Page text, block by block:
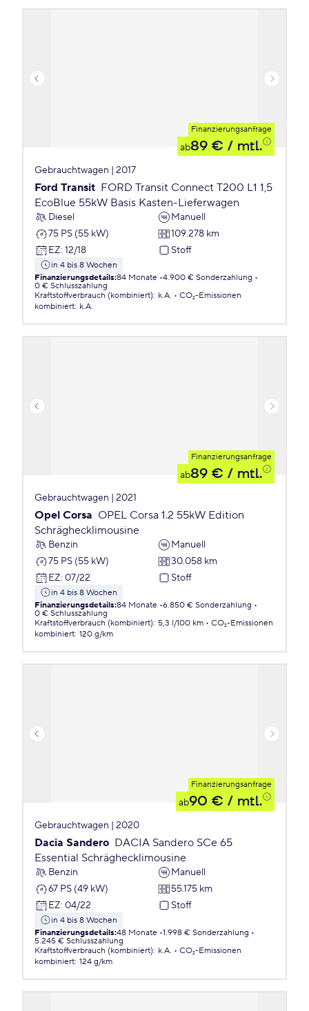
Finanzierungsanfrage
ab89 € / mtl.
Gebrauchtwagen | 2017
Ford Transit FORD Transit Connect T200 L1 1,5
EcoBlue 55kW Basis Kasten-Lieferwagen
Diesel
Manuell
75 PS (55 kW)
109.278 km
EZ: 12/18 Stoff
in 4 bis 8 Wochen
Finanzierungsdetails:84 Monate 4.900 € Sonderzahlung
0 € Schlusszahlung
Kraftstoffverbrauch (kombiniert): k.A.
CO₂-Emissionen
kombiniert: k.A.
Finanzierungsanfrage
ab89 € / mtl.
Gebrauchtwagen | 2021
Opel Corsa OPEL Corsa 1.2 55kW Edition
Schräghecklimousine
Benzin
Manuell
75 PS (55 kW)
30.058 km
EZ: 07/22 Stoff
in 4 bis 8 Wochen
Finanzierungsdetails:84 Monate 6.850 € Sonderzahlung
0 € Schlusszahlung
Kraftstoffverbrauch (kombiniert): 5,3 l/100 km
CO₂-Emissionen
kombiniert: 120 g/km
Finanzierungsanfrage
ab90 € / mtl.
Gebrauchtwagen | 2020
Dacia Sandero DACIA Sandero SCe 65
Essential Schräghecklimousine
Benzin
Manuell
67 PS (49 kW)
55.175 km
EZ: 04/22 Stoff
in 4 bis 8 Wochen
Finanzierungsdetails:48 Monate 1.998 € Sonderzahlung
5.245 € Schlusszahlung
Kraftstoffverbrauch (kombiniert): k.A.
CO₂-Emissionen
kombiniert: 124 g/km